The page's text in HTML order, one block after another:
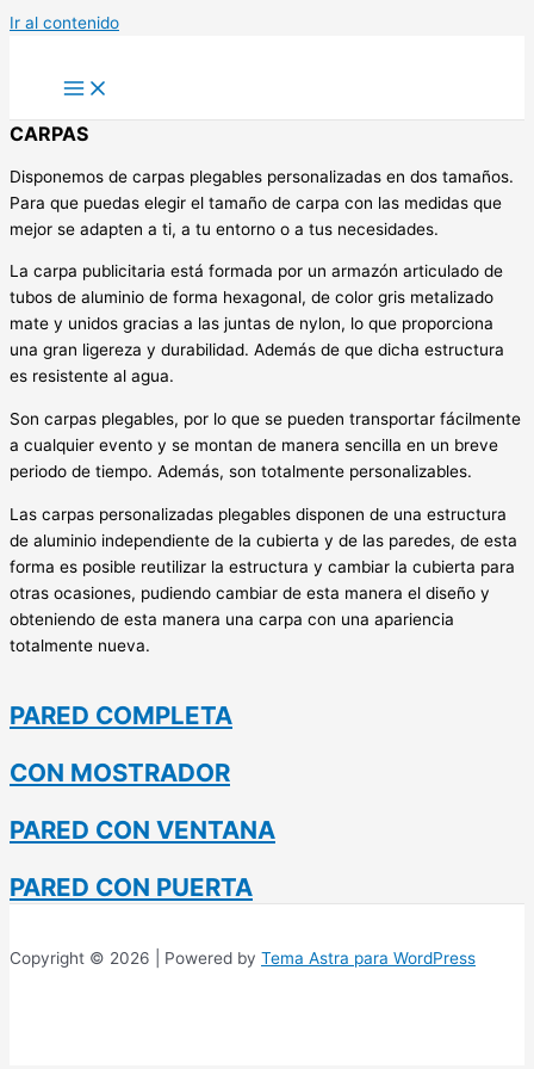
Ir al contenido
CARPAS
Disponemos de carpas plegables personalizadas en dos tamaños.
Para que puedas elegir el tamaño de carpa con las medidas que
mejor se adapten a ti, a tu entorno o a tus necesidades.
La carpa publicitaria está formada por un armazón articulado de
tubos de aluminio de forma hexagonal, de color gris metalizado
mate y unidos gracias a las juntas de nylon, lo que proporciona
una gran ligereza y durabilidad. Además de que dicha estructura
es resistente al agua.
Son carpas plegables, por lo que se pueden transportar fácilmente
a cualquier evento y se montan de manera sencilla en un breve
periodo de tiempo. Además, son totalmente personalizables.
Las carpas personalizadas plegables disponen de una estructura
de aluminio independiente de la cubierta y de las paredes, de esta
forma es posible reutilizar la estructura y cambiar la cubierta para
otras ocasiones, pudiendo cambiar de esta manera el diseño y
obteniendo de esta manera una carpa con una apariencia
totalmente nueva.
PARED COMPLETA
CON MOSTRADOR
PARED CON VENTANA
PARED CON PUERTA
Copyright © 2026 | Powered by Tema Astra para WordPress